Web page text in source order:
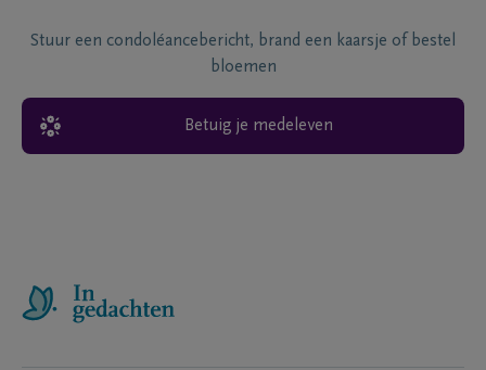
Stuur een condoléancebericht, brand een kaarsje of bestel
bloemen
Betuig je medeleven